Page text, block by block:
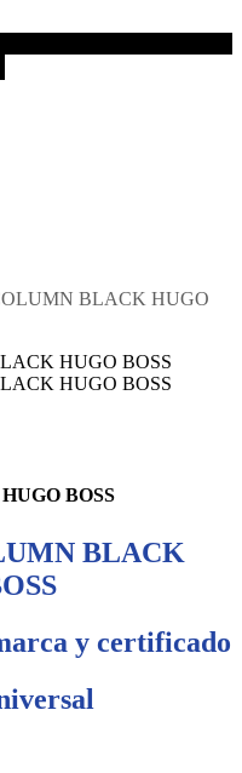
BLACK HUGO
BOSS
BLACK
y certificado